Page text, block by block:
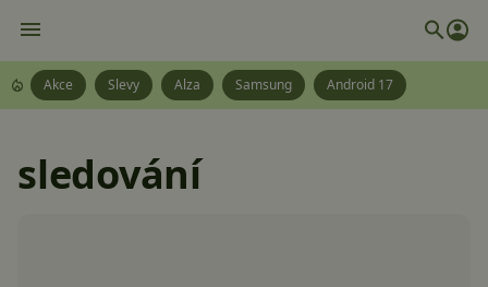
Akce Slevy Alza Samsung Android 17
sledování